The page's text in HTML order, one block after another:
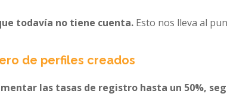
todavía no tiene cuenta. Esto nos lleva al
de perfiles creados
las tasas de registro hasta un 50%,